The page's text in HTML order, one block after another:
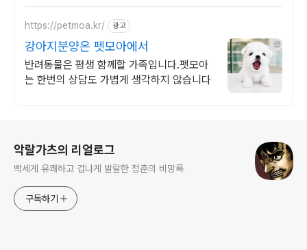
https://petmoa.kr/ 광고
강아지분양은 펫모아에서
반려동물은 평생 함께할 가족입니다.펫모아
는 한번의 상담도 가볍게 생각하지 않습니다
악랄가츠의 리얼로그
빡세게 유쾌하고 겁나게 발랄한 청춘의 비망록
구독하기